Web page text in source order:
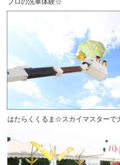
はたらくくるま☆スカイマスターで